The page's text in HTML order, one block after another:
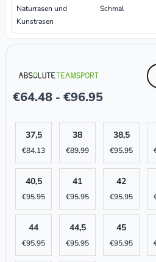
Naturrasen und
Kunstrasen
Schmal
€64.48 - €96.95
37,5
€84.13
38
€89.99
38,5
€95.95
40,5
€95.95
41
€95.95
42
€95.95
44
€95.95
44,5
€95.95
45
€95.95